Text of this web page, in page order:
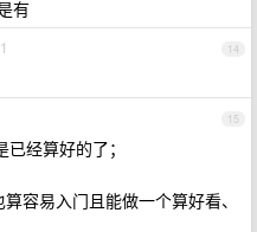
有
14
1
15
经算好的了；
容易入门且能做一个算好看、